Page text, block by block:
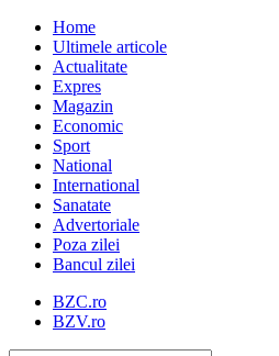
Home
Ultimele articole
Actualitate
Expres
Magazin
Economic
Sport
National
International
Sanatate
Advertoriale
Poza zilei
Bancul zilei
BZC.ro
BZV.ro